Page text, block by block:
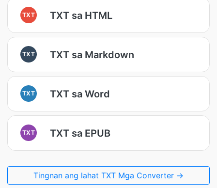
TXT TXT sa HTML
TXT TXT sa Markdown
TXT TXT sa Word
TXT TXT sa EPUB
Tingnan ang lahat TXT Mga Converter →